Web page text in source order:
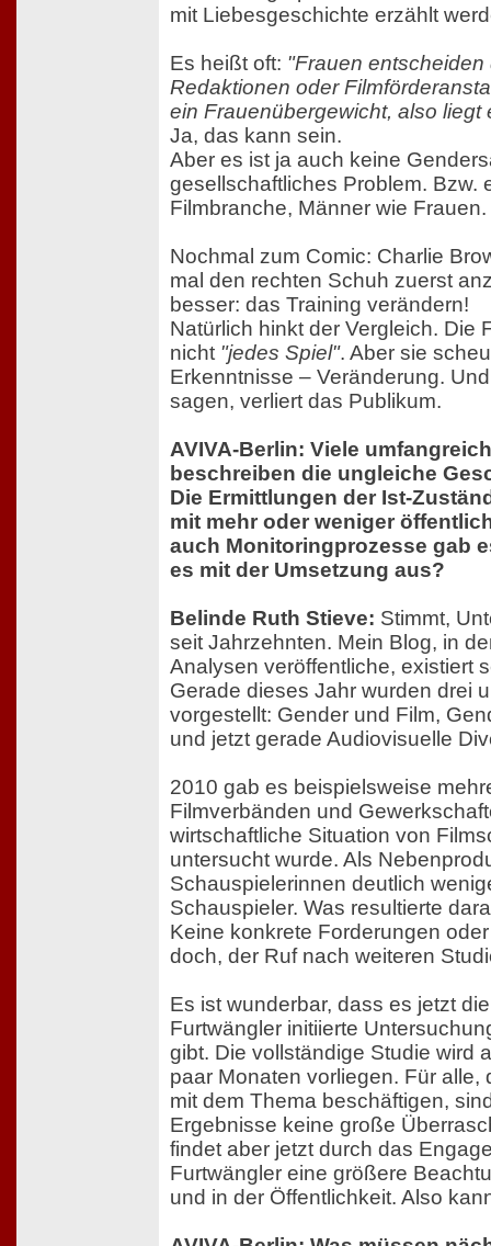
mit Liebesgeschichte erzählt
Es heißt oft: "Frauen
Redaktionen oder
ein Frauenübergewicht, also liegt
Ja, das kann sein.
Aber es ist ja auch keine
gesellschaftliches Problem. Bzw.
Filmbranche, Männer wie Frauen.
Nochmal zum Comic: Charlie
mal den rechten Schuh zuerst
besser: das Training verändern!
Natürlich hinkt der Vergleich. Die
nicht "jedes Spiel". Aber sie
Erkenntnisse – Veränderung.
sagen, verliert das Publikum.
AVIVA-Berlin: Viele
beschreiben die ungleiche
Die Ermittlungen der Ist-
mit mehr oder weniger
auch Monitoringprozesse gab
es mit der Umsetzung aus?
Belinde Ruth Stieve: Stimmt,
seit Jahrzehnten. Mein Blog, in
Analysen veröffentliche, existiert
Gerade dieses Jahr wurden drei
vorgestellt: Gender und Film,
und jetzt gerade Audiovisuelle
2010 gab es beispielsweise
Filmverbänden und
wirtschaftliche Situation von
untersucht wurde. Als
Schauspielerinnen deutlich
Schauspieler. Was resultierte
Keine konkrete Forderungen
doch, der Ruf nach weiteren
Es ist wunderbar, dass es jetzt
Furtwängler initiierte
gibt. Die vollständige Studie wird
paar Monaten vorliegen. Für alle,
mit dem Thema beschäftigen,
Ergebnisse keine große
findet aber jetzt durch das
Furtwängler eine größere
und in der Öffentlichkeit. Also